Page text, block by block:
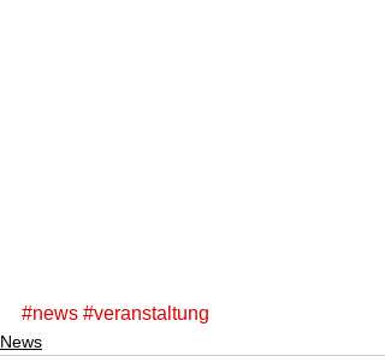
#news #veranstaltung
News